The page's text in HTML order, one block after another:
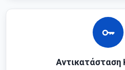
Αντικατάσταση